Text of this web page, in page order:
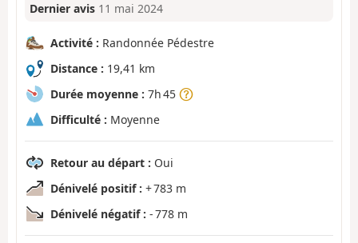
Dernier avis 11 mai 2024
Activité : Randonnée Pédestre
Distance : 19,41 km
Durée moyenne : 7h 45
Difficulté : Moyenne
Retour au départ : Oui
Dénivelé positif : + 783 m
Dénivelé négatif : - 778 m